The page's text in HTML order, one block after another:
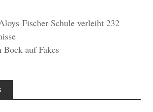
Fischer-Schule verleiht 232
Bock auf Fakes